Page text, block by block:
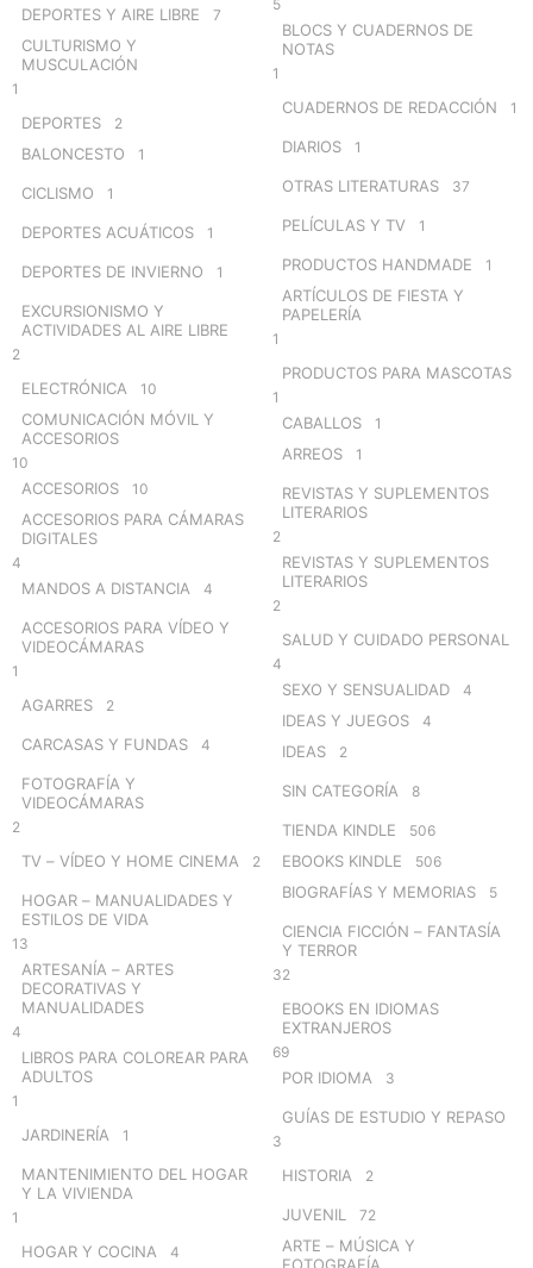
DEPORTES Y AIRE LIBRE 7
CULTURISMO Y
MUSCULACIÓN
1
DEPORTES 2
BALONCESTO 1
CICLISMO 1
DEPORTES ACUÁTICOS 1
DEPORTES DE INVIERNO 1
EXCURSIONISMO Y
ACTIVIDADES AL AIRE LIBRE
2
ELECTRÓNICA 10
COMUNICACIÓN MÓVIL Y
ACCESORIOS
10
ACCESORIOS 10
ACCESORIOS PARA CÁMARAS
DIGITALES
4
MANDOS A DISTANCIA 4
ACCESORIOS PARA VÍDEO Y
VIDEOCÁMARAS
1
AGARRES 2
CARCASAS Y FUNDAS 4
FOTOGRAFÍA Y
VIDEOCÁMARAS
2
TV – VÍDEO Y HOME CINEMA 2
HOGAR – MANUALIDADES Y
ESTILOS DE VIDA
13
ARTESANÍA – ARTES
DECORATIVAS Y
MANUALIDADES
4
LIBROS PARA COLOREAR PARA
ADULTOS
1
JARDINERÍA 1
MANTENIMIENTO DEL HOGAR
Y LA VIVIENDA
1
HOGAR Y COCINA 4
5
BLOCS Y CUADERNOS DE
NOTAS
1
CUADERNOS DE REDACCIÓN 1
DIARIOS 1
OTRAS LITERATURAS 37
PELÍCULAS Y TV 1
PRODUCTOS HANDMADE 1
ARTÍCULOS DE FIESTA Y
PAPELERÍA
1
PRODUCTOS PARA MASCOTAS
1
CABALLOS 1
ARREOS 1
REVISTAS Y SUPLEMENTOS
LITERARIOS
2
REVISTAS Y SUPLEMENTOS
LITERARIOS
2
SALUD Y CUIDADO PERSONAL
4
SEXO Y SENSUALIDAD 4
IDEAS Y JUEGOS 4
IDEAS 2
SIN CATEGORÍA 8
TIENDA KINDLE 506
EBOOKS KINDLE 506
BIOGRAFÍAS Y MEMORIAS 5
CIENCIA FICCIÓN – FANTASÍA
Y TERROR
32
EBOOKS EN IDIOMAS
EXTRANJEROS
69
POR IDIOMA 3
GUÍAS DE ESTUDIO Y REPASO
3
HISTORIA 2
JUVENIL 72
ARTE – MÚSICA Y